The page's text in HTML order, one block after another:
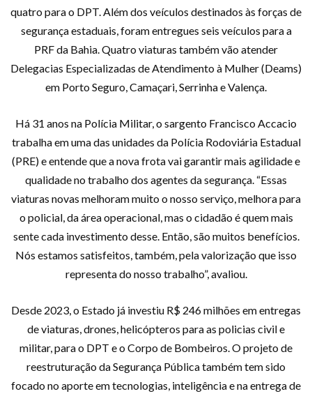
quatro para o DPT. Além dos veículos destinados às forças de
segurança estaduais, foram entregues seis veículos para a
PRF da Bahia. Quatro viaturas também vão atender
Delegacias Especializadas de Atendimento à Mulher (Deams)
em Porto Seguro, Camaçari, Serrinha e Valença.
Há 31 anos na Polícia Militar, o sargento Francisco Accacio
trabalha em uma das unidades da Polícia Rodoviária Estadual
(PRE) e entende que a nova frota vai garantir mais agilidade e
qualidade no trabalho dos agentes da segurança. “Essas
viaturas novas melhoram muito o nosso serviço, melhora para
o policial, da área operacional, mas o cidadão é quem mais
sente cada investimento desse. Então, são muitos benefícios.
Nós estamos satisfeitos, também, pela valorização que isso
representa do nosso trabalho”, avaliou.
Desde 2023, o Estado já investiu R$ 246 milhões em entregas
de viaturas, drones, helicópteros para as policias civil e
militar, para o DPT e o Corpo de Bombeiros. O projeto de
reestruturação da Segurança Pública também tem sido
focado no aporte em tecnologias, inteligência e na entrega de